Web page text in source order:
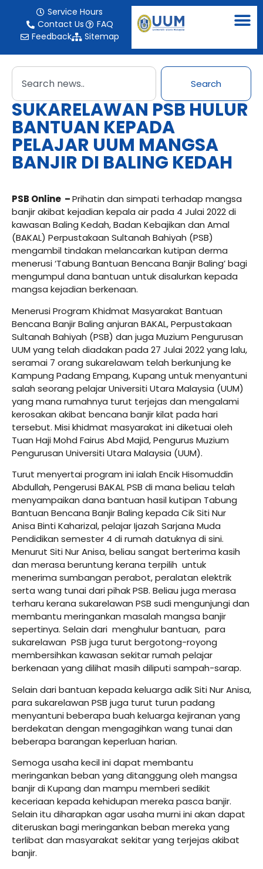
Service Hours
Contact Us
FAQ
Feedback
Sitemap
Search
SUKARELAWAN PSB HULUR
BANTUAN KEPADA
PELAJAR UUM MANGSA
BANJIR DI BALING KEDAH
PSB Online –Prihatin dan simpati terhadap mangsa
banjir akibat kejadian kepala air pada 4 Julai 2022 di
kawasan Baling Kedah, Badan Kebajikan dan Amal
(BAKAL) Perpustakaan Sultanah Bahiyah (PSB)
mengambil tindakan melancarkan kutipan derma
menerusi ‘Tabung Bantuan Bencana Banjir Baling’ bagi
mengumpul dana bantuan untuk disalurkan kepada
mangsa kejadian berkenaan.
Menerusi Program Khidmat Masyarakat Bantuan
Bencana Banjir Baling anjuran BAKAL, Perpustakaan
Sultanah Bahiyah (PSB) dan juga Muzium Pengurusan
UUM yang telah diadakan pada 27 Julai 2022 yang lalu,
seramai 7 orang sukarelawam telah berkunjung ke
Kampung Padang Empang, Kupang untuk menyantuni
salah seorang pelajar Universiti Utara Malaysia (UUM)
yang mana rumahnya turut terjejas dan mengalami
kerosakan akibat bencana banjir kilat pada hari
tersebut. Misi khidmat masyarakat ini diketuai oleh
Tuan Haji Mohd Fairus Abd Majid, Pengurus Muzium
Pengurusan Universiti Utara Malaysia (UUM).
Turut menyertai program ini ialah Encik Hisomuddin
Abdullah, Pengerusi BAKAL PSB di mana beliau telah
menyampaikan dana bantuan hasil kutipan Tabung
Bantuan Bencana Banjir Baling kepada Cik Siti Nur
Anisa Binti Kaharizal, pelajar Ijazah Sarjana Muda
Pendidikan semester 4 di rumah datuknya di sini.
Menurut Siti Nur Anisa, beliau sangat berterima kasih
dan merasa beruntung kerana terpilih untuk
menerima sumbangan perabot, peralatan elektrik
serta wang tunai dari pihak PSB. Beliau juga merasa
terharu kerana sukarelawan PSB sudi mengunjungi dan
membantu meringankan masalah mangsa banjir
sepertinya. Selain dari menghulur bantuan, para
sukarelawan PSB juga turut bergotong-royong
membersihkan kawasan sekitar rumah pelajar
berkenaan yang dilihat masih diliputi sampah-sarap.
Selain dari bantuan kepada keluarga adik Siti Nur Anisa,
para sukarelawan PSB juga turut turun padang
menyantuni beberapa buah keluarga kejiranan yang
berdekatan dengan mengagihkan wang tunai dan
beberapa barangan keperluan harian.
Semoga usaha kecil ini dapat membantu
meringankan beban yang ditanggung oleh mangsa
banjir di Kupang dan mampu memberi sedikit
keceriaan kepada kehidupan mereka pasca banjir.
Selain itu diharapkan agar usaha murni ini akan dapat
diteruskan bagi meringankan beban mereka yang
terlibat dan masyarakat sekitar yang terjejas akibat
banjir.